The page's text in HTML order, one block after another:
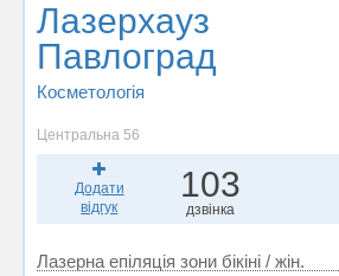
Лазерхауз
Павлоград
Косметологія
Центральна 56
Додати
відгук
103
дзвінка
Лазерна епіляція зони бікіні / жін.